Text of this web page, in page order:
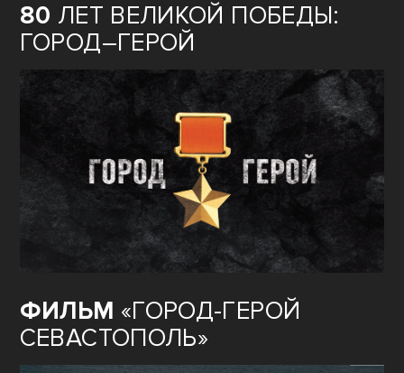
80 ЛЕТ ВЕЛИКОЙ ПОБЕДЫ:
ГОРОД–ГЕРОЙ
ФИЛЬМ «ГОРОД-ГЕРОЙ
СЕВАСТОПОЛЬ»